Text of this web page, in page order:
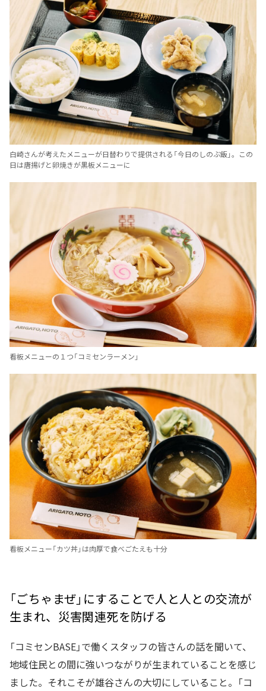
白崎さんが考えたメニューが日替わりで提供される「今日のしのぶ飯」。この
日は唐揚げと卵焼きが黒板メニューに
看板メニューの１つ「コミセンラーメン」
看板メニュー「カツ丼」は肉厚で食べごたえも十分
「ごちゃまぜ」にすることで人と人との交流が
生まれ、災害関連死を防げる
「コミセンBASE」で働くスタッフの皆さんの話を聞いて、
地域住民との間に強いつながりが生まれていることを感じ
ました。それこそが雄谷さんの大切にしていること。「コ